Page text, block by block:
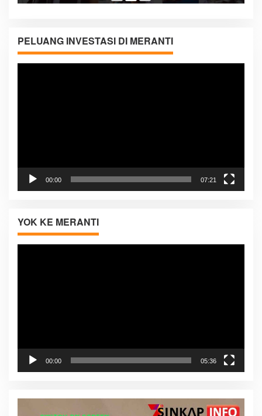
PELUANG INVESTASI DI MERANTI
00:00 07:21
YOK KE MERANTI
00:00 05:36